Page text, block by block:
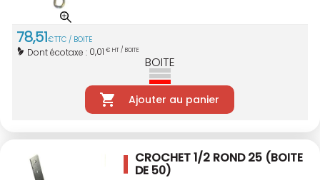
78,51€TTC / BOITE
Dont écotaxe : 0,01 € HT / BOITE
BOITE
Ajouter au panier
CROCHET 1/2 ROND 25 (BOITE
DE 50)